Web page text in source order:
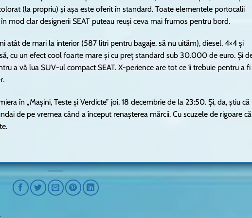
(la propriu) și așa este oferit în standard. Toate elementele portocalii
mod clar designerii SEAT puteau reuși ceva mai frumos pentru bord.
atât de mari la interior (587 litri pentru bagaje, să nu uităm), diesel, 4×4 și
cu un efect cool foarte mare și cu preț standard sub 30.000 de euro. Și
a vă lua SUV-ul compact SEAT. X-perience are tot ce îi trebuie pentru a fi
în „Mașini, Teste și Verdicte” joi, 18 decembrie de la 23:50. Și, da, știu că
de pe vremea când a început renașterea mărcii. Cu scuzele de rigoare
.